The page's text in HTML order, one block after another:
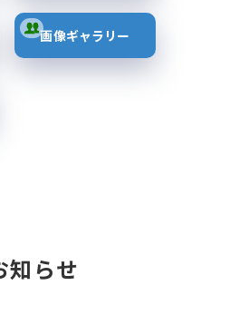
画像ギャラリー
知らせ